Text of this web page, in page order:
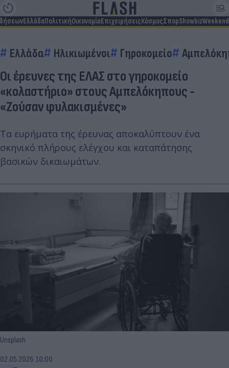
ΕλλάδαΠολιτικήΟικονομίαΕπιχειρήσειςΚόσμοςΣπορShowbizWeekend
Ελλάδα Ηλικιωμένοι Γηροκομείο
Οι έρευνες της ΕΛΑΣ στο γηροκομείο
«κολαστήριο» στους Αμπελόκηπους -
«Ζούσαν φυλακισμένες»
Τα ευρήματα της έρευνας αποκαλύπτουν ένα
σκηνικό πλήρους ελέγχου και καταπάτησης
βασικών δικαιωμάτων.
Unsplash
02.05.2026 10:00